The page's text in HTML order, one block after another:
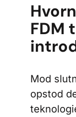
FDM
Mod
opstod